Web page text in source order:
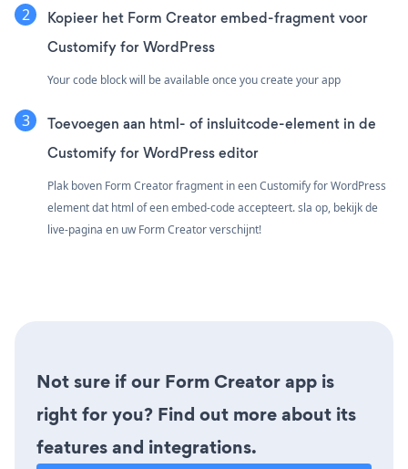
Kopieer het Form Creator embed-fragment voor
Customify for WordPress
Your code block will be available once you create your app
Toevoegen aan html- of insluitcode-element in de
Customify for WordPress editor
Plak boven Form Creator fragment in een Customify for WordPress
element dat html of een embed-code accepteert. sla op, bekijk de
live-pagina en uw Form Creator verschijnt!
Not sure if our Form Creator app is
right for you? Find out more about its
features and integrations.